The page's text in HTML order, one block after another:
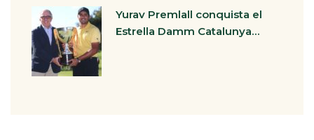
Yurav Premlall conquista el
Estrella Damm Catalunya…